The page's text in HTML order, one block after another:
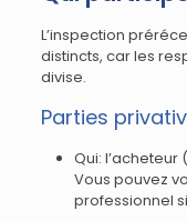
L’inspection
distincts, car les
divise.
Parties
Qui:
Vous pouvez
professionnel